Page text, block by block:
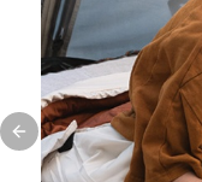
Previous slide